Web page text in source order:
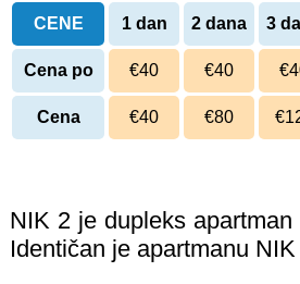
CENE 1 dan 2 dana 3
Cena po
danu
€40 €40
Cena €40 €80
NIK 2 je dupleks
Identičan je apartmanu